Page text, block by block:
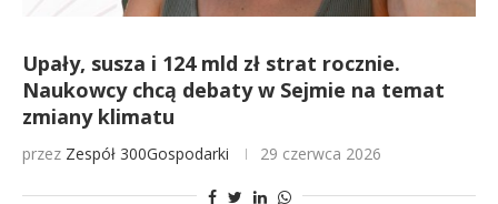
Upały, susza i 124 mld zł strat rocznie.
Naukowcy chcą debaty w Sejmie na temat
zmiany klimatu
przez Zespół 300Gospodarki 29 czerwca 2026